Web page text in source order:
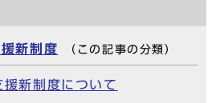
新制度 （この記事の分類）
新制度について